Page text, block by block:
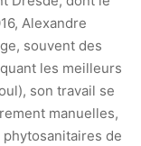
Alexandre
souvent des
les meilleurs
son travail se
manuelles,
de